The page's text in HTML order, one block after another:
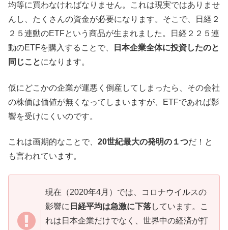
均等に買わなければなりません。これは現実ではありませ
んし、たくさんの資金が必要になります。そこで、日経２
２５連動のETFという商品が生まれました。日経２２５連
動のETFを購入することで、
日本企業全体に投資したのと
同じことになります。
仮にどこかの企業が運悪く倒産してしまったら、その会社
の株価は価値が無くなってしまいますが、ETFであれば影
響を受けにくいのです。
これは画期的なことで、 20世紀最大の発明の１つだ！と
も言われています。
現在（2020年4月）では、コロナウイルスの
影響に 日経平均は急激に下落しています。こ
れは日本企業だけでなく、世界中の経済が打